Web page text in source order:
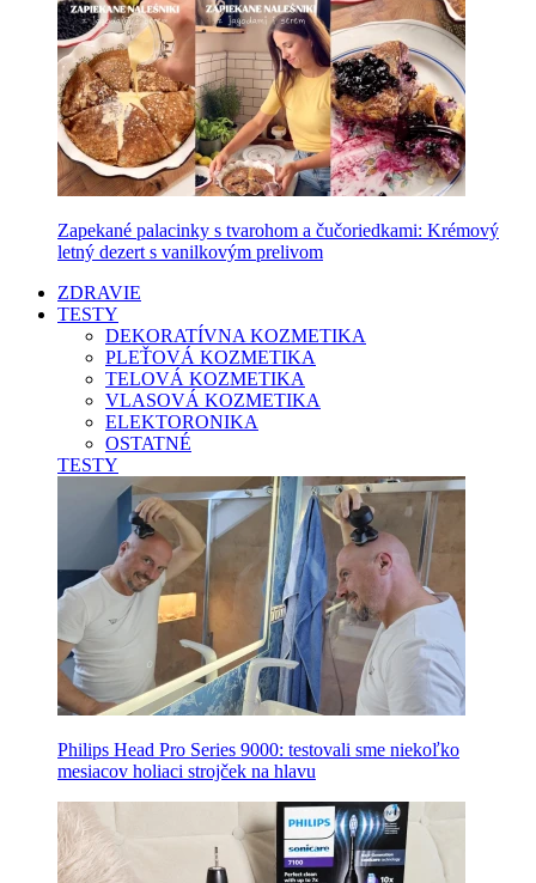
Zapekané palacinky s tvarohom a čučoriedkami: Krémový
letný dezert s vanilkovým prelivom
ZDRAVIE
TESTY
DEKORATÍVNA KOZMETIKA
PLEŤOVÁ KOZMETIKA
TELOVÁ KOZMETIKA
VLASOVÁ KOZMETIKA
ELEKTORONIKA
OSTATNÉ
TESTY
Philips Head Pro Series 9000: testovali sme niekoľko
mesiacov holiaci strojček na hlavu